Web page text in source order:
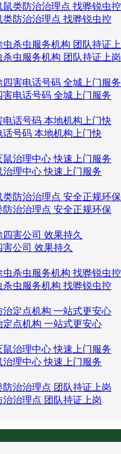
防治治理点 找骅锐虫控
虫服务机构 团队持证上岗
电话号码 全城上门服务
号码 本地机构上门快
理中心 快速上门服务
治治理点 安全正规环保
公司 效果持久
虫服务机构 找骅锐虫控
点机构 一站式更安心
理中心 快速上门服务
治理点 团队持证上岗